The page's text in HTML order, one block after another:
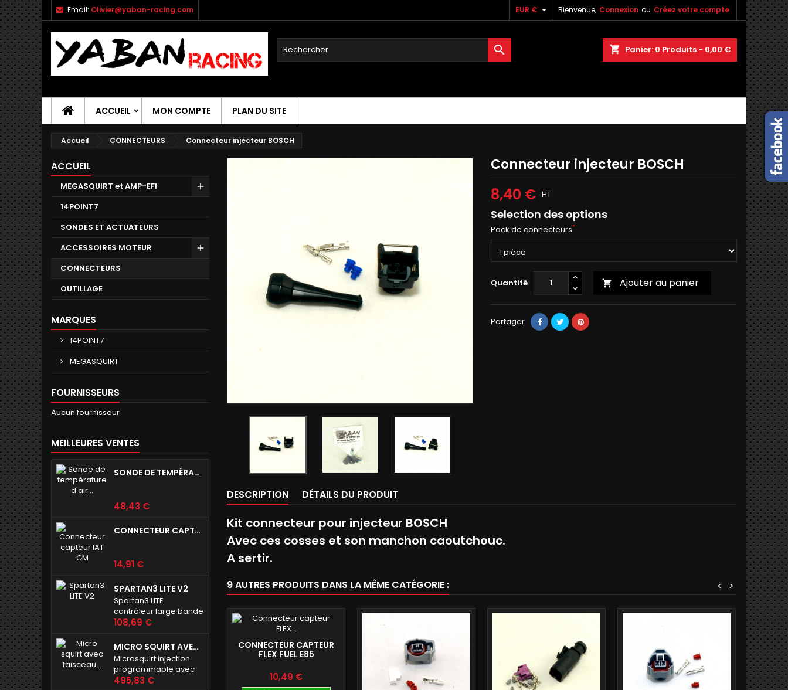
Email: Olivier@yaban-racing.com Bienvenue, Connexion ou Créez votre compte
EUR € 
shopping_cart Panier: 0 Produits - 0,00 €

ACCUEIL MON COMPTE PLAN DU SITE
Accueil CONNECTEURS Connecteur injecteur BOSCH
ACCUEIL
MEGASQUIRT et AMP-EFI
14POINT7
SONDES ET ACTUATEURS
ACCESSOIRES MOTEUR
CONNECTEURS
OUTILLAGE
MARQUES
14POINT7
MEGASQUIRT
FOURNISSEURS
Aucun fournisseur
MEILLEURES VENTES
SONDE DE TEMPÉRATURE D'AIR D'ADMISSION IAT
Prix
48,43 €
CONNECTEUR CAPTEUR IAT GM
Prix
14,91 €
SPARTAN3 LITE V2
Spartan3 LITE
contrôleur large bande
Prix
108,69 €
MICRO SQUIRT AVEC FAISCEAU 8 PIEDS (2M40 ENV)
Microsquirt injection
programmable avec
harnais long
Prix
495,83 €
Connecteur injecteur BOSCH
8,40 € HT
Selection des options
Pack de connecteurs*
Quantité  Ajouter au panier
Partager
DESCRIPTION DÉTAILS DU PRODUIT
Kit connecteur pour injecteur BOSCH
Avec ces cosses et son manchon caoutchouc.
A sertir.
9 AUTRES PRODUITS DANS LA MÊME CATÉGORIE : >
<
CONNECTEUR CAPTEUR
FLEX FUEL E85
Prix
10,49 €